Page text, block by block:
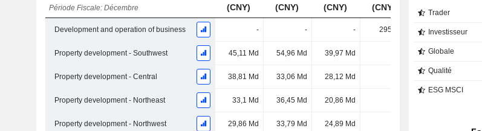
Période Fiscale: Décembre
(CNY)
(CNY)
(CNY)
(CNY)
(CNY)
Development and operation of business - - - 295 Md 183 Md
Property development - Southwest 45,11 Md 54,96 Md 39,97 Md -
Property development - Central 38,81 Md 33,06 Md 28,12 Md
Property development - Northeast 33,1 Md 36,45 Md 20,86 Md
Property development - Northwest 29,86 Md 33,79 Md 24,89 Md
Trader
Investisseur
Globale
Qualité
ESG MSCI